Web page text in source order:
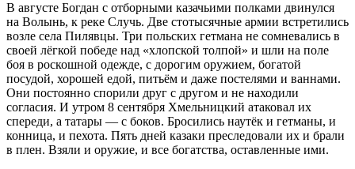
В августе Богдан с отборными казачьими полками двинулся
на Волынь, к реке Случь. Две стотысячные армии встретились
возле села Пилявцы. Три польских гетмана не сомневались в
своей лёгкой победе над «хлопской толпой» и шли на поле
боя в роскошной одежде, с дорогим оружием, богатой
посудой, хорошей едой, питьём и даже постелями и ваннами.
Они постоянно спорили друг с другом и не находили
согласия. И утром 8 сентября Хмельницкий атаковал их
спереди, а татары — с боков. Бросились наутёк и гетманы, и
конница, и пехота. Пять дней казаки преследовали их и брали
в плен. Взяли и оружие, и все богатства, оставленные ими.